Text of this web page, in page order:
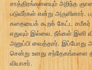
சாத்திரங்களையும் அறிந்த
படுவீர்கள் என்று
கதையைக் கூறக் கேட்ட
எதுவும் இல்லை. நீங்கள் இனி
அனுப்பி வைத்தார்.
சென்று உனது சந்தேகங்களை
வியாசர்.